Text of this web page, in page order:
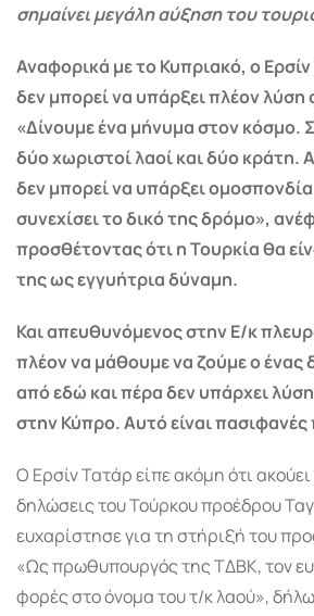
σημαίνει μεγάλη αύξηση του
Αναφορικά με το Κυπριακό, ο
δεν μπορεί να υπάρξει πλέον
«Δίνουμε ένα μήνυμα στον κόσμο.
δύο χωριστοί λαοί και δύο κράτη.
δεν μπορεί να υπάρξει
συνεχίσει το δικό της δρόμο»,
προσθέτοντας ότι η Τουρκία θα
της ως εγγυήτρια δύναμη.
Και απευθυνόμενος στην Ε/κ
πλέον να μάθουμε να ζούμε ο ένας
από εδώ και πέρα δεν υπάρχει
στην Κύπρο. Αυτό είναι πασιφανές
Ο Ερσίν Τατάρ είπε ακόμη ότι
δηλώσεις του Τούρκου προέδρου
ευχαρίστησε για τη στήριξή του
«Ως πρωθυπουργός της ΤΔΒΚ, τον
φορές στο όνομα του τ/κ λαού»,